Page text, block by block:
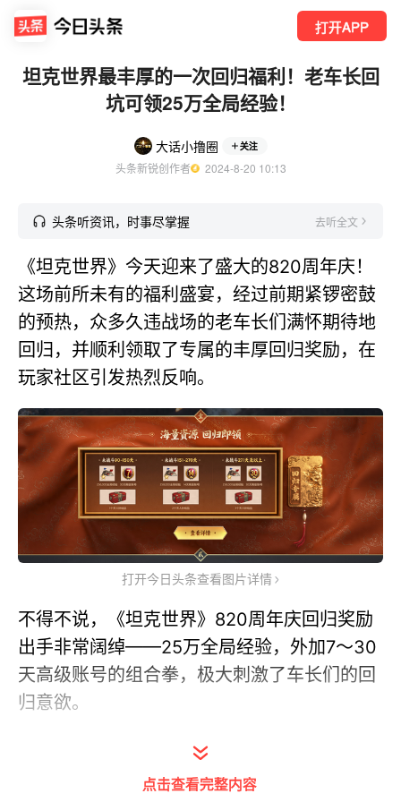
打开APP
坦克世界最丰厚的一次回归福利！老车长回
坑可领25万全局经验！
大话小撸圈 关注
头条新锐创作者
  2024-8-20 10:13
头条听资讯，时事尽掌握 去听全文
《坦克世界》今天迎来了盛大的820周年庆！
这场前所未有的福利盛宴，经过前期紧锣密鼓
的预热，众多久违战场的老车长们满怀期待地
回归，并顺利领取了专属的丰厚回归奖励，在
玩家社区引发热烈反响。
打开今日头条查看图片详情
不得不说，《坦克世界》820周年庆回归奖励
出手非常阔绰——25万全局经验，外加7～30
天高级账号的组合拳，极大刺激了车长们的回
归意欲。
这还没完，还记得之前官网的回归活动页面上
还标记着有“神秘大奖”吗？这个“神秘大奖”，
点击查看完整内容